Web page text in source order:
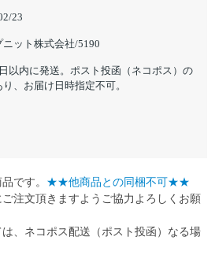
23
ニット株式会社/5190
以内に発送。ポスト投函（ネコポス）の
、お届け日時指定不可。
です。 ★★他商品との同梱不可★★
注文頂きますようご協力よろしくお願
、ネコポス配送（ポスト投函）なる場